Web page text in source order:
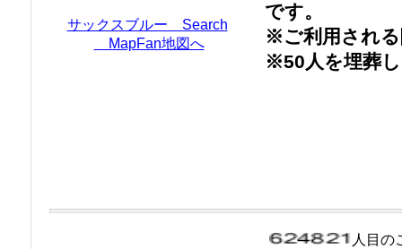
です。
※ご利用される
※50人を埋葬
サックスブルー Search
MapFan地図へ
人目の